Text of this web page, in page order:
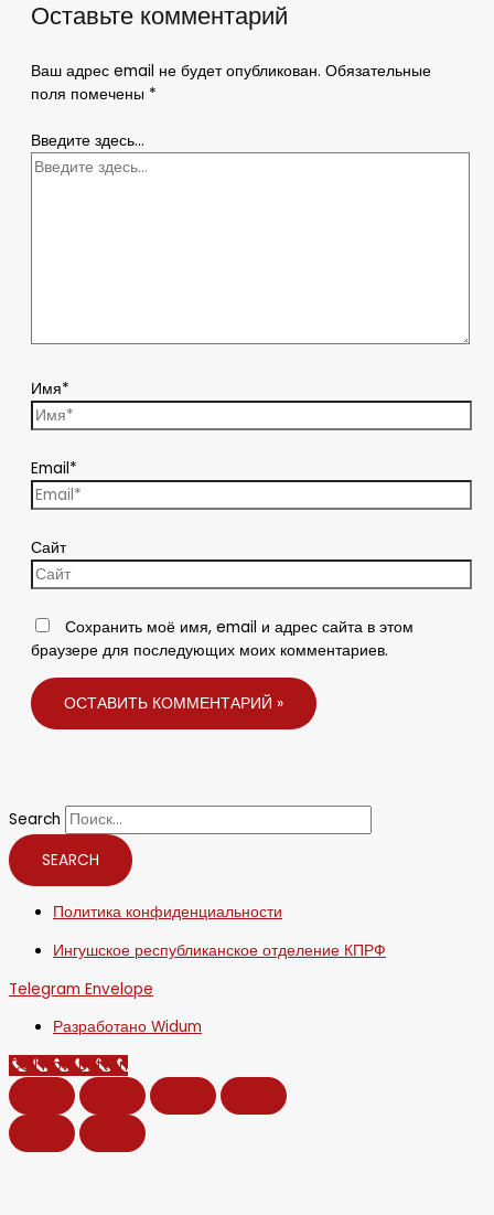
Оставьте комментарий
Ваш адрес email не будет опубликован. Обязательные
поля помечены *
Введите здесь...
Имя*
Email*
Сайт
Сохранить моё имя, email и адрес сайта в этом
браузере для последующих моих комментариев.
Search
SEARCH
Политика конфиденциальности
Ингушское республиканское отделение КПРФ
Telegram Envelope
Разработано Widum
Call Now Button